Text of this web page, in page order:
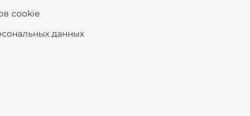
cookie
данных